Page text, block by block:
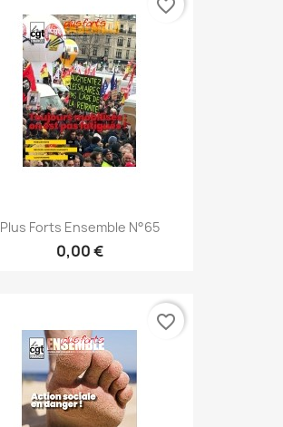
Plus Forts Ensemble N°65
0,00 €
favorite_border
favorite_border